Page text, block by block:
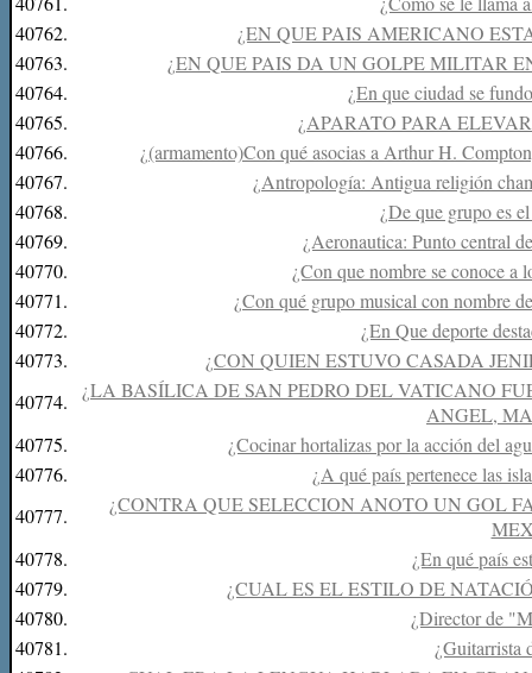
40762.
¿EN QUE PAIS AMERICANO
40763.
¿EN QUE PAIS DA UN GOLPE MILITAR
40764.
¿En que ciudad se
40765.
¿APARATO PARA
40766.
¿(armamento)Con qué asocias a Arthur H.
40767.
¿Antropología: Antigua religión
40768.
¿De que grupo es
40769.
¿Aeronautica: Punto central
40770.
¿Con que nombre se conoce a
40771.
¿Con qué grupo musical con nombre
40772.
¿En Que deporte
40773.
¿CON QUIEN ESTUVO CASADA
40774.
¿LA BASÍLICA DE SAN PEDRO DEL VATICANO
ANGEL,
40775.
¿Cocinar hortalizas por la acción del
40776.
¿A qué país pertenece las
40777.
¿CONTRA QUE SELECCION ANOTO UN GOL
40778.
¿En qué país
40779.
¿CUAL ES EL ESTILO DE
40780.
¿Director de
40781.